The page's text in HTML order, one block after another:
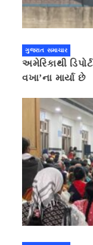
ગુજરાત સમાચાર
અમેરિકાથી
વખા’ના માર્યા છે